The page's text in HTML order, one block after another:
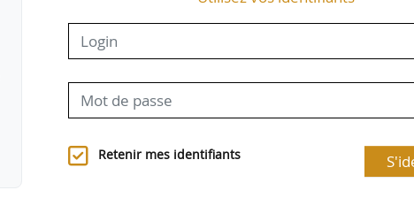
Retenir mes identifiants